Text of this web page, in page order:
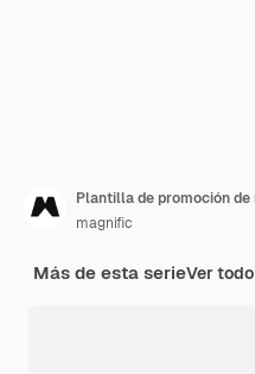
magnific
Más de esta serieVer todo